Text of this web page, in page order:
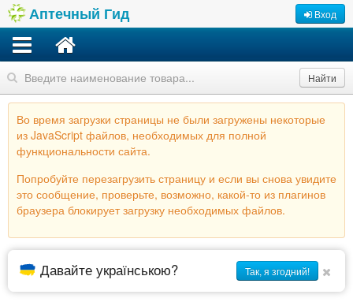
Аптечный Гид Вход
Найти
Во время загрузки страницы не были загружены некоторые
из JavaScript файлов, необходимых для полной
функциональности сайта.
Попробуйте перезагрузить страницу и если вы снова увидите
это сообщение, проверьте, возможно, какой-то из плагинов
браузера блокирует загрузку необходимых файлов.
Давайте українською? Так, я згодний!